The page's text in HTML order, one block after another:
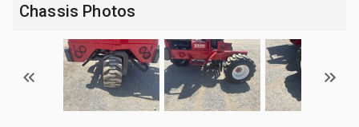
Chassis Photos